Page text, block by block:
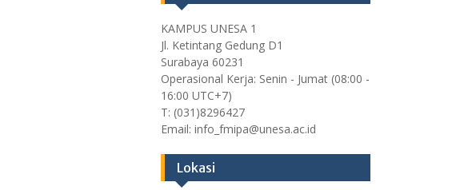
KAMPUS UNESA 1
Jl. Ketintang Gedung D1
Surabaya 60231
Operasional Kerja: Senin - Jumat (08:00 -
16:00 UTC+7)
T: (031)8296427
Email: info_fmipa@unesa.ac.id
Lokasi